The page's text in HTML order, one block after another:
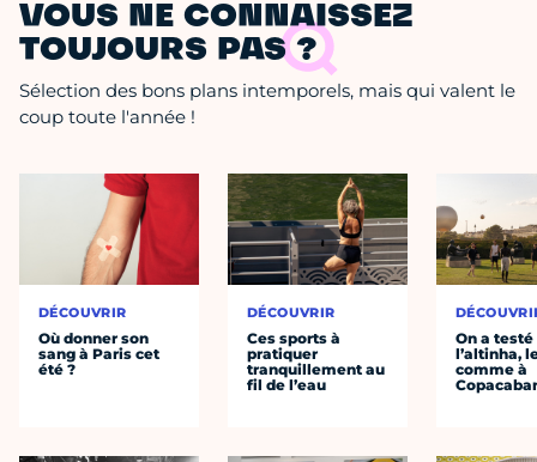
VOUS NE CONNAISSEZ
TOUJOURS PAS ?
Sélection des bons plans intemporels, mais qui valent le
coup toute l'année !
DÉCOUVRIR
Où donner son
sang à Paris cet
été ?
DÉCOUVRIR
Ces sports à
pratiquer
tranquillement au
fil de l’eau
On a testé
l’altinha,
comme à